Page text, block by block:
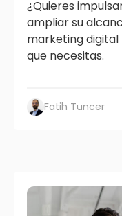
¿Quieres
ampliar su
marketing
que necesitas.
Fatih Tuncer